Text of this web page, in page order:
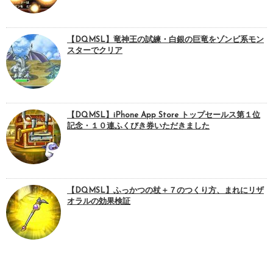
【DQMSL】竜神王の試練・白銀の巨竜をゾンビ系モン
スターでクリア
【DQMSL】iPhone App Store トップセールス第１位
記念・１０連ふくびき券いただきました
【DQMSL】ふっかつの杖＋７のつくり方、まれにリザ
オラルの効果検証